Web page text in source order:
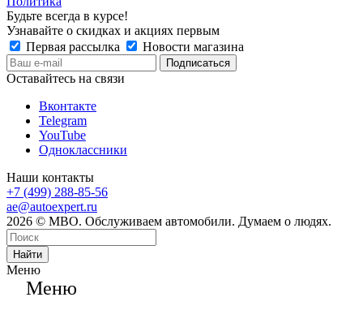
Будьте всегда в курсе!
Узнавайте о скидках и акциях первым
Первая рассылка
Новости магазина
Оставайтесь на связи
Вконтакте
Telegram
YouTube
Одноклассники
Наши контакты
+7 (499) 288-85-56
ae@autoexpert.ru
2026 © МВО. Обслуживаем автомобили. Думаем о людях.
Найти
Меню
Меню